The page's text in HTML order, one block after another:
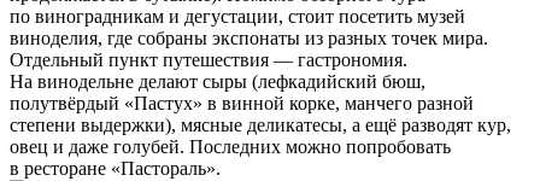
по виноградникам и дегустации, стоит посетить музей
виноделия, где собраны экспонаты из разных точек мира.
Отдельный пункт путешествия — гастрономия.
На винодельне делают сыры (лефкадийский бюш,
полутвёрдый «Пастух» в винной корке, манчего разной
степени выдержки), мясные деликатесы, а ещё разводят кур,
овец и даже голубей. Последних можно попробовать
в ресторане «Пастораль».